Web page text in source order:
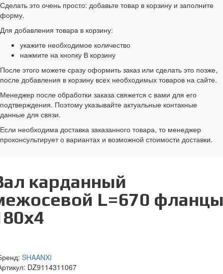
Сделать это очень просто: добавьте товар в корзину и заполните
форму.
Для добавления товара в корзину:
укажите необходимое количество
нажмите на кнопку В корзину
После этого можете сразу оформить заказ или сделать это позже,
после добавления в корзину всех необходимых товаров на сайте.
Менеджер после обработки заказа свяжется с вами для его
подтверждения. Поэтому указывайте актуальные контакные
данные для связи.
Если необходима доставка заказанного товара, то менеджер
проконсультирует о вариантах и возможной стоимости доставки.
карданный
L=670
SHAANXI
DZ9114311067